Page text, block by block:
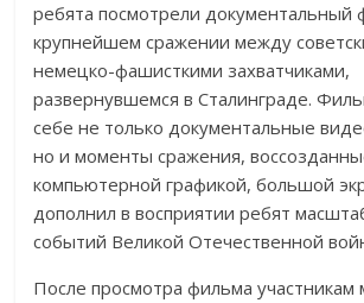
ребята посмотрели документальный
крупнейшем сражении между
немецко-фашисткими захватчиками,
развернувшемся в Сталинграде.
себе не только документальные
но и моменты сражения,
компьютерной графикой, большой
дополнил в восприятии ребят
событий Великой Отечественной
После просмотра фильма участникам